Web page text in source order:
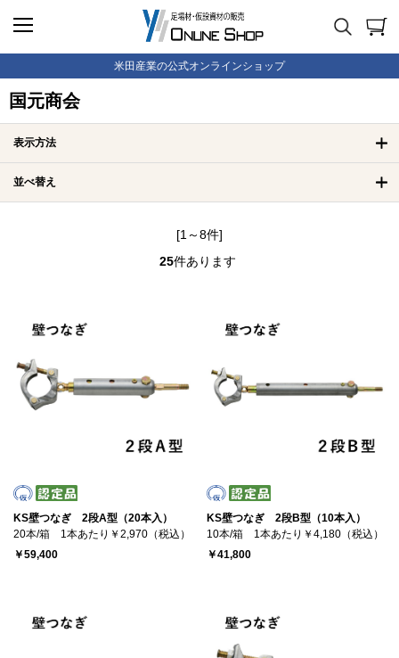
米田産業の公式オンラインショップ
国元商会
表示方法
並べ替え
[1～8件]
25件あります
KS壁つなぎ 2段A型（20本入）
20本/箱 1本あたり￥2,970（税込）
￥59,400
KS壁つなぎ 2段B型（10本入）
10本/箱 1本あたり￥4,180（税込）
￥41,800